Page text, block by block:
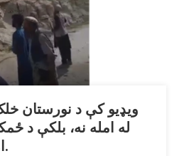
ویډیو کې د نورستان
له امله نه، بلکې د
امله راټول شوي دي.